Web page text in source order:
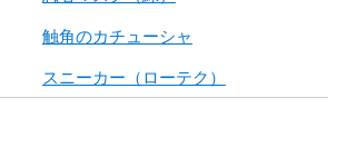
触角のカチューシャ
スニーカー（ローテク）